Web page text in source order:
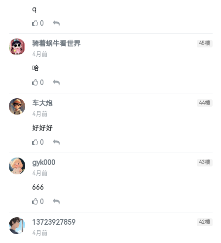
q
0
骑着蜗牛看世界
4月前
45楼
哈
0
车大炮
4月前
44楼
好好好
0
gyk000
4月前
43楼
666
0
13723927859
4月前
42楼